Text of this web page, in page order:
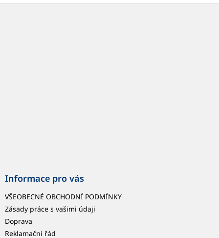
Z
Informace pro vás
VŠEOBECNÉ OBCHODNÍ PODMÍNKY
Zásady práce s vašimi údaji
Doprava
Reklamační řád